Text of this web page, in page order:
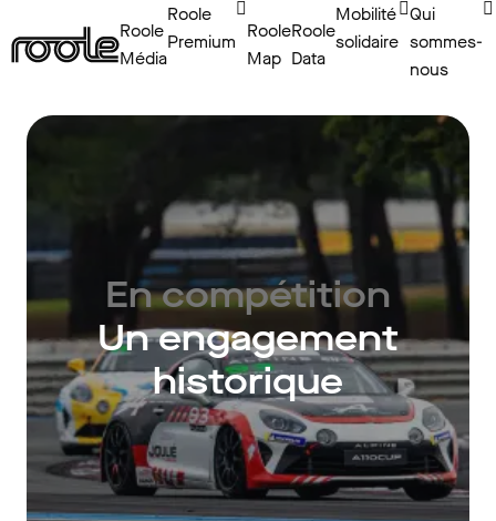
Roole
Média
Roole
Premium Roole
Map
Roole
Data
Mobilité
solidaire
Qui
sommes-
nous
En compétition
Un engagement
historique